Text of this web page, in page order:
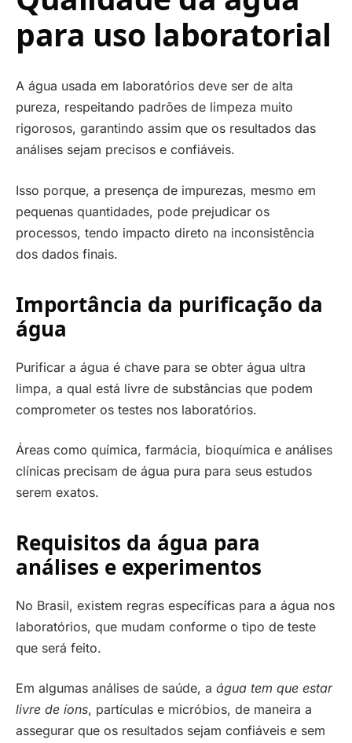
para uso laboratorial
A água usada em laboratórios deve ser de alta
pureza, respeitando padrões de limpeza muito
rigorosos, garantindo assim que os resultados das
análises sejam precisos e confiáveis.
Isso porque, a presença de impurezas, mesmo em
pequenas quantidades, pode prejudicar os
processos, tendo impacto direto na inconsistência
dos dados finais.
Importância da purificação da
água
Purificar a água é chave para se obter água ultra
limpa, a qual está livre de substâncias que podem
comprometer os testes nos laboratórios.
Áreas como química, farmácia, bioquímica e análises
clínicas precisam de água pura para seus estudos
serem exatos.
Requisitos da água para
análises e experimentos
No Brasil, existem regras específicas para a água nos
laboratórios, que mudam conforme o tipo de teste
que será feito.
Em algumas análises de saúde, a água tem que estar
livre de íons, partículas e micróbios, de maneira a
assegurar que os resultados sejam confiáveis e sem